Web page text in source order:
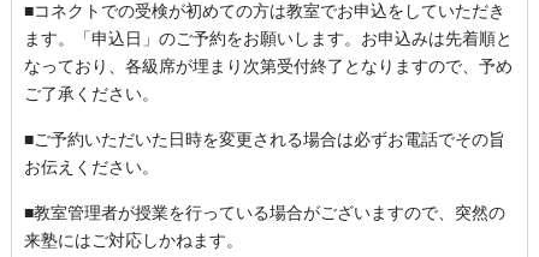
■コネクトでの受検が初めての方は教室でお申込をしていただき
ます。「申込日」のご予約をお願いします。お申込みは先着順と
なっており、各級席が埋まり次第受付終了となりますので、予め
ご了承ください。
■ご予約いただいた日時を変更される場合は必ずお電話でその旨
お伝えください。
■教室管理者が授業を行っている場合がございますので、突然の
来塾にはご対応しかねます。